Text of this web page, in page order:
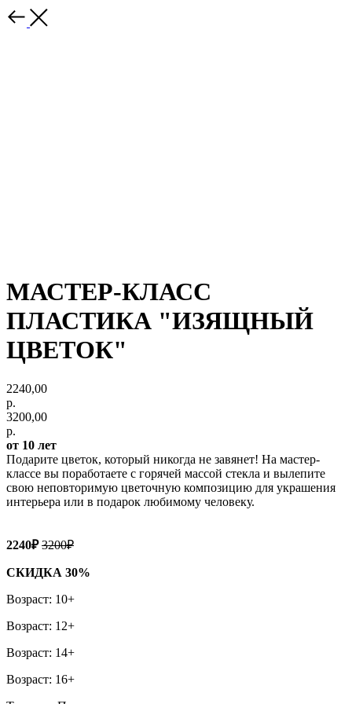
МАСТЕР-КЛАСС
ПЛАСТИКА "ИЗЯЩНЫЙ
ЦВЕТОК"
2240,00
р.
3200,00
р.
от 10 лет
Подарите цветок, который никогда не завянет! На мастер-
классе вы поработаете с горячей массой стекла и вылепите
свою неповторимую цветочную композицию для украшения
интерьера или в подарок любимому человеку.
2240₽3200₽
СКИДКА 30%
Возраст: 10+
Возраст: 12+
Возраст: 14+
Возраст: 16+